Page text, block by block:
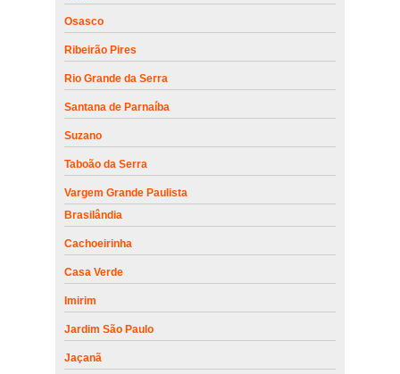
Osasco
Ribeirão Pires
Rio Grande da Serra
Santana de Parnaíba
Suzano
Taboão da Serra
Vargem Grande Paulista
Brasilândia
Cachoeirinha
Casa Verde
Imirim
Jardim São Paulo
Jaçanã